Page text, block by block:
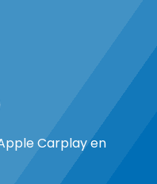
Carplay en